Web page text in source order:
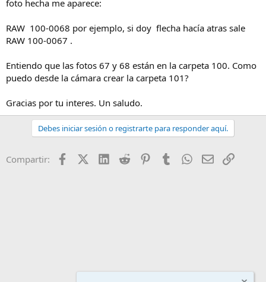
foto hecha me aparece:
RAW 100-0068 por ejemplo, si doy flecha hacía atras sale
RAW 100-0067 .
Entiendo que las fotos 67 y 68 están en la carpeta 100. Como
puedo desde la cámara crear la carpeta 101?
Gracias por tu interes. Un saludo.
Debes iniciar sesión o registrarte para responder aquí.
Compartir: FacebookX (Twitter)
LinkedIn
Reddit PinterestTumblr WhatsApp
EmailEnlace